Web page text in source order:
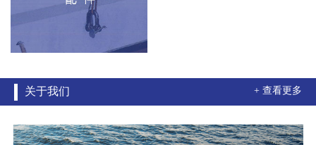
+ 查看更多
关于我们